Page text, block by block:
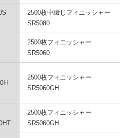
2500枚中綴じフィニッシャー
SR5080
2500枚フィニッシャー
SR5060
2500枚フィニッシャー
SR5060GH
2500枚フィニッシャー
SR5060GH